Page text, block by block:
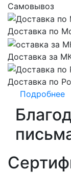
Самовывоз
Доставка по
Доставка за
Доставка по
Подробнее